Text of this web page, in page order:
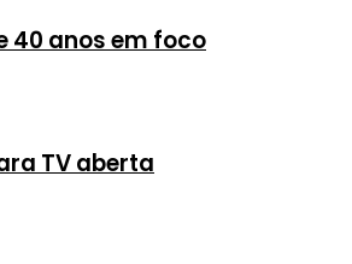
40 anos em foco
TV aberta